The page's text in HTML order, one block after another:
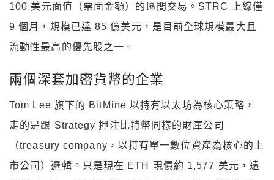
100 美元面值（票面金額）的區間交易。STRC 上線僅
9 個月，規模已達 85 億美元，是目前全球規模最大且
流動性最高的優先股之一。
兩個深套加密貨幣的企業
Tom Lee 旗下的 BitMine 以持有以太坊為核心策略，
走的是跟 Strategy 押注比特幣同樣的財庫公司
（treasury company，以持有單一數位資產為核心的上
市公司）邏輯。只是現在 ETH 現價約 1,577 美元，遠